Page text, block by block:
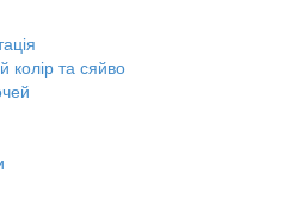
колір та сяйво